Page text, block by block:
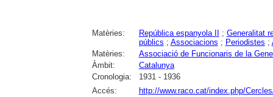
Matèries: República espanyola II ; Generalitat
públics ; Associacions ; Periodistes ;
Matèries:
Associació de Funcionaris de la
Àmbit:
Catalunya
Cronologia:
1931 - 1936
Accés:
http://www.raco.cat/index.php/